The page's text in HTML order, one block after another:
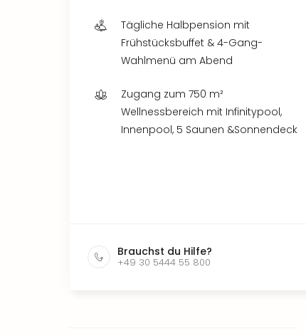
Tägliche Halbpension mit
Frühstücksbuffet & 4-Gang-
Wahlmenü am Abend
Zugang zum 750 m²
Wellnessbereich mit Infinitypool,
Innenpool, 5 Saunen &Sonnendeck
Brauchst du Hilfe?
+49 30 5444 55 800